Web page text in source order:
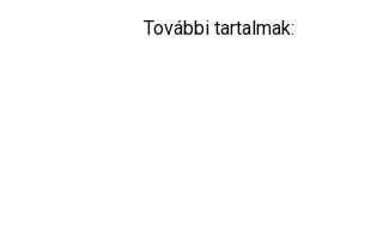
További tartalmak: